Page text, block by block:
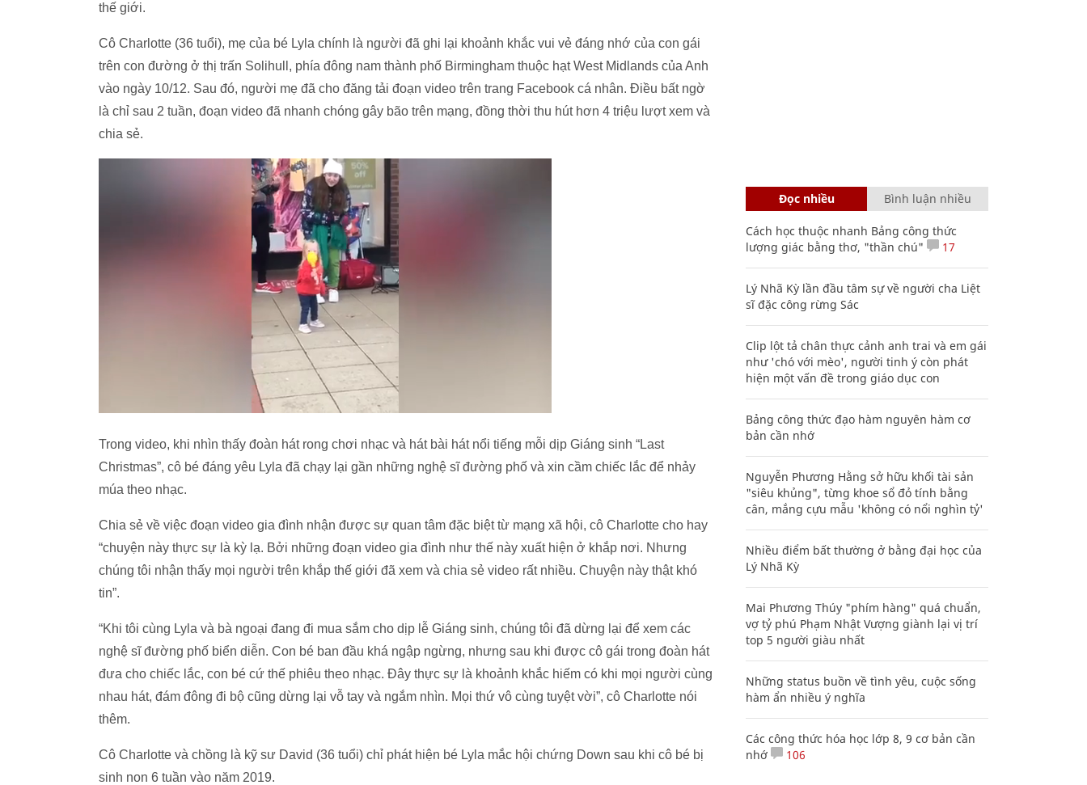
thế giới.
Cô Charlotte (36 tuổi), mẹ của bé Lyla chính là người đã ghi lại khoảnh khắc vui vẻ đáng nhớ của con gái
trên con đường ở thị trấn Solihull, phía đông nam thành phố Birmingham thuộc hạt West Midlands của Anh
vào ngày 10/12. Sau đó, người mẹ đã cho đăng tải đoạn video trên trang Facebook cá nhân. Điều bất ngờ
là chỉ sau 2 tuần, đoạn video đã nhanh chóng gây bão trên mạng, đồng thời thu hút hơn 4 triệu lượt xem và
chia sẻ.
Trong video, khi nhìn thấy đoàn hát rong chơi nhạc và hát bài hát nổi tiếng mỗi dịp Giáng sinh “Last
Christmas”, cô bé đáng yêu Lyla đã chạy lại gần những nghệ sĩ đường phố và xin cầm chiếc lắc để nhảy
múa theo nhạc.
Chia sẻ về việc đoạn video gia đình nhận được sự quan tâm đặc biệt từ mạng xã hội, cô Charlotte cho hay
“chuyện này thực sự là kỳ lạ. Bởi những đoạn video gia đình như thế này xuất hiện ở khắp nơi. Nhưng
chúng tôi nhận thấy mọi người trên khắp thế giới đã xem và chia sẻ video rất nhiều. Chuyện này thật khó
tin”.
“Khi tôi cùng Lyla và bà ngoại đang đi mua sắm cho dịp lễ Giáng sinh, chúng tôi đã dừng lại để xem các
nghệ sĩ đường phố biển diễn. Con bé ban đầu khá ngập ngừng, nhưng sau khi được cô gái trong đoàn hát
đưa cho chiếc lắc, con bé cứ thế phiêu theo nhạc. Đây thực sự là khoảnh khắc hiếm có khi mọi người cùng
nhau hát, đám đông đi bộ cũng dừng lại vỗ tay và ngắm nhìn. Mọi thứ vô cùng tuyệt vời”, cô Charlotte nói
thêm.
Cô Charlotte và chồng là kỹ sư David (36 tuổi) chỉ phát hiện bé Lyla mắc hội chứng Down sau khi cô bé bị
sinh non 6 tuần vào năm 2019.
Đọc nhiều Bình luận nhiều
Cách học thuộc nhanh Bảng công thức
lượng giác bằng thơ, "thần chú"
17
Lý Nhã Kỳ lần đầu tâm sự về người cha Liệt
sĩ đặc công rừng Sác
Clip lột tả chân thực cảnh anh trai và em gái
như 'chó với mèo', người tinh ý còn phát
hiện một vấn đề trong giáo dục con
Bảng công thức đạo hàm nguyên hàm cơ
bản cần nhớ
Nguyễn Phương Hằng sở hữu khối tài sản
"siêu khủng", từng khoe sổ đỏ tính bằng
cân, mắng cựu mẫu 'không có nổi nghìn tỷ'
Nhiều điểm bất thường ở bằng đại học của
Lý Nhã Kỳ
Mai Phương Thúy "phím hàng" quá chuẩn,
vợ tỷ phú Phạm Nhật Vượng giành lại vị trí
top 5 người giàu nhất
Những status buồn về tình yêu, cuộc sống
hàm ẩn nhiều ý nghĩa
Các công thức hóa học lớp 8, 9 cơ bản cần
nhớ
106